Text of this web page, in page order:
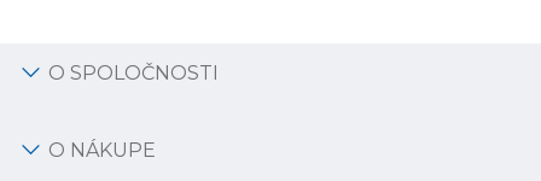
O SPOLOČNOSTI
O NÁKUPE